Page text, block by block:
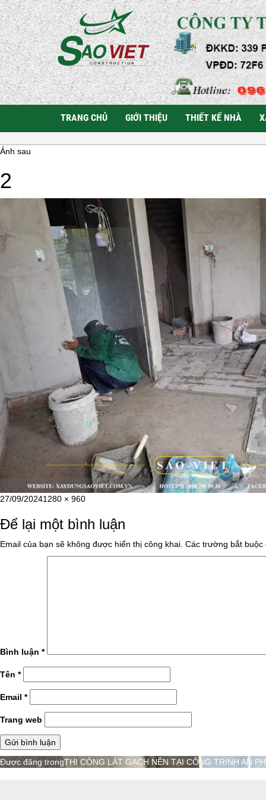
TRANG CHỦ GIỚI THIỆU THIẾT KẾ NHÀ
Ảnh sau
2
Đăng
ngày
27/09/2024Kích
đầy
1280 × 960
Để lại một bình luận
Email của bạn sẽ không được hiển thị công khai. Các trường bắt
Bình luận *
Tên *
Email *
Trang web
Điều
Được đăng trongTHI CÔNG LÁT GẠCH NỀN TẠI CÔNG TRÌNH AN